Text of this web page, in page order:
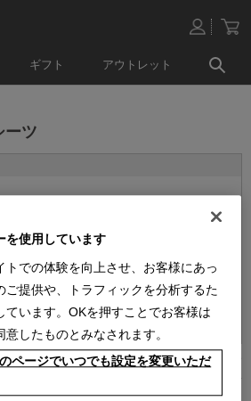
ギフト アウトレット
ーツ
1件あります
を使用しています
トでの体験を向上させ、お客様にあっ
ご提供や、トラフィックを分析するた
ています。OKを押すことでお客様は
したものとみなされます。
ページでいつでも設定を変更いただ